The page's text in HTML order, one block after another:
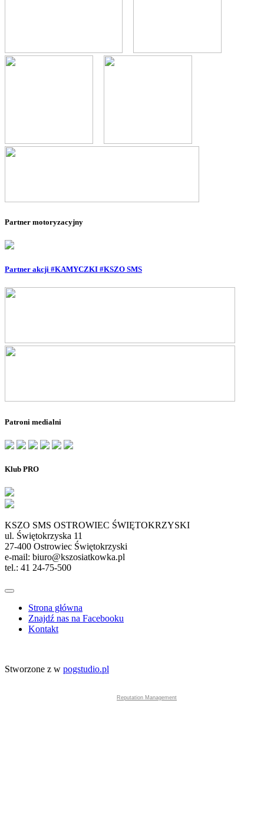
Partner motoryzacyjny
Partner akcji #KAMYCZKI #KSZO SMS
Patroni medialni
Klub PRO
KSZO SMS OSTROWIEC ŚWIĘTOKRZYSKI
ul. Świętokrzyska 11
27-400 Ostrowiec Świętokrzyski
e-mail: biuro@kszosiatkowka.pl
tel.: 41 24-75-500
Strona główna
Znajdź nas na Facebooku
Kontakt
Stworzone z w pogstudio.pl
Reputation Management